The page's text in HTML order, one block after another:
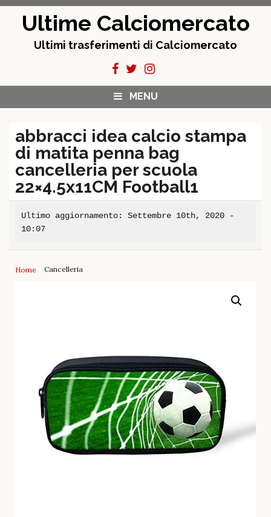
Ultime Calciomercato
Ultimi trasferimenti di Calciomercato
MENU
abbracci idea calcio stampa
di matita penna bag
cancelleria per scuola
22×4.5x11CM Football1
Ultimo aggiornamento: Settembre 10th, 2020 -
10:07
Home Cancelleria